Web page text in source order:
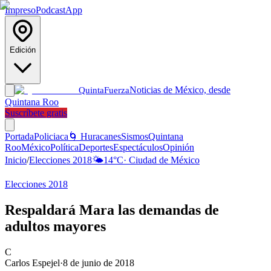
ImpresoPodcastApp
Edición
QuintaFuerzaNoticias de México, desde
Quintana Roo
Suscríbete gratis
PortadaPoliciaca 🌀 HuracanesSismosQuintana
RooMéxicoPolíticaDeportesEspectáculosOpinión
Inicio/Elecciones 2018🌤️14°C· Ciudad de México
Elecciones 2018
Respaldará Mara las demandas de
adultos mayores
C
Carlos Espejel·8 de junio de 2018